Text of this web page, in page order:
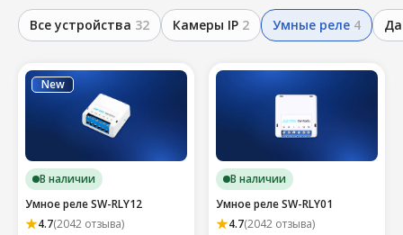
Все устройства 32 Камеры IP 2 Умные реле 4
New
В наличии
Умное реле SW-RLY12
4.7(2042 отзыва)
В наличии
Умное реле SW-RLY01
4.7(2042 отзыва)